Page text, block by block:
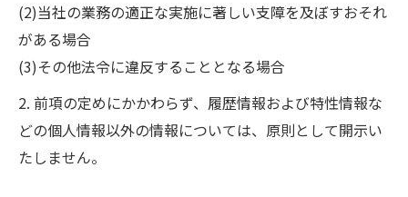
(2)当社の業務の適正な実施に著しい支障を及ぼすおそれ
がある場合
(3)その他法令に違反することとなる場合
2. 前項の定めにかかわらず、履歴情報および特性情報な
どの個人情報以外の情報については、原則として開示い
たしません。